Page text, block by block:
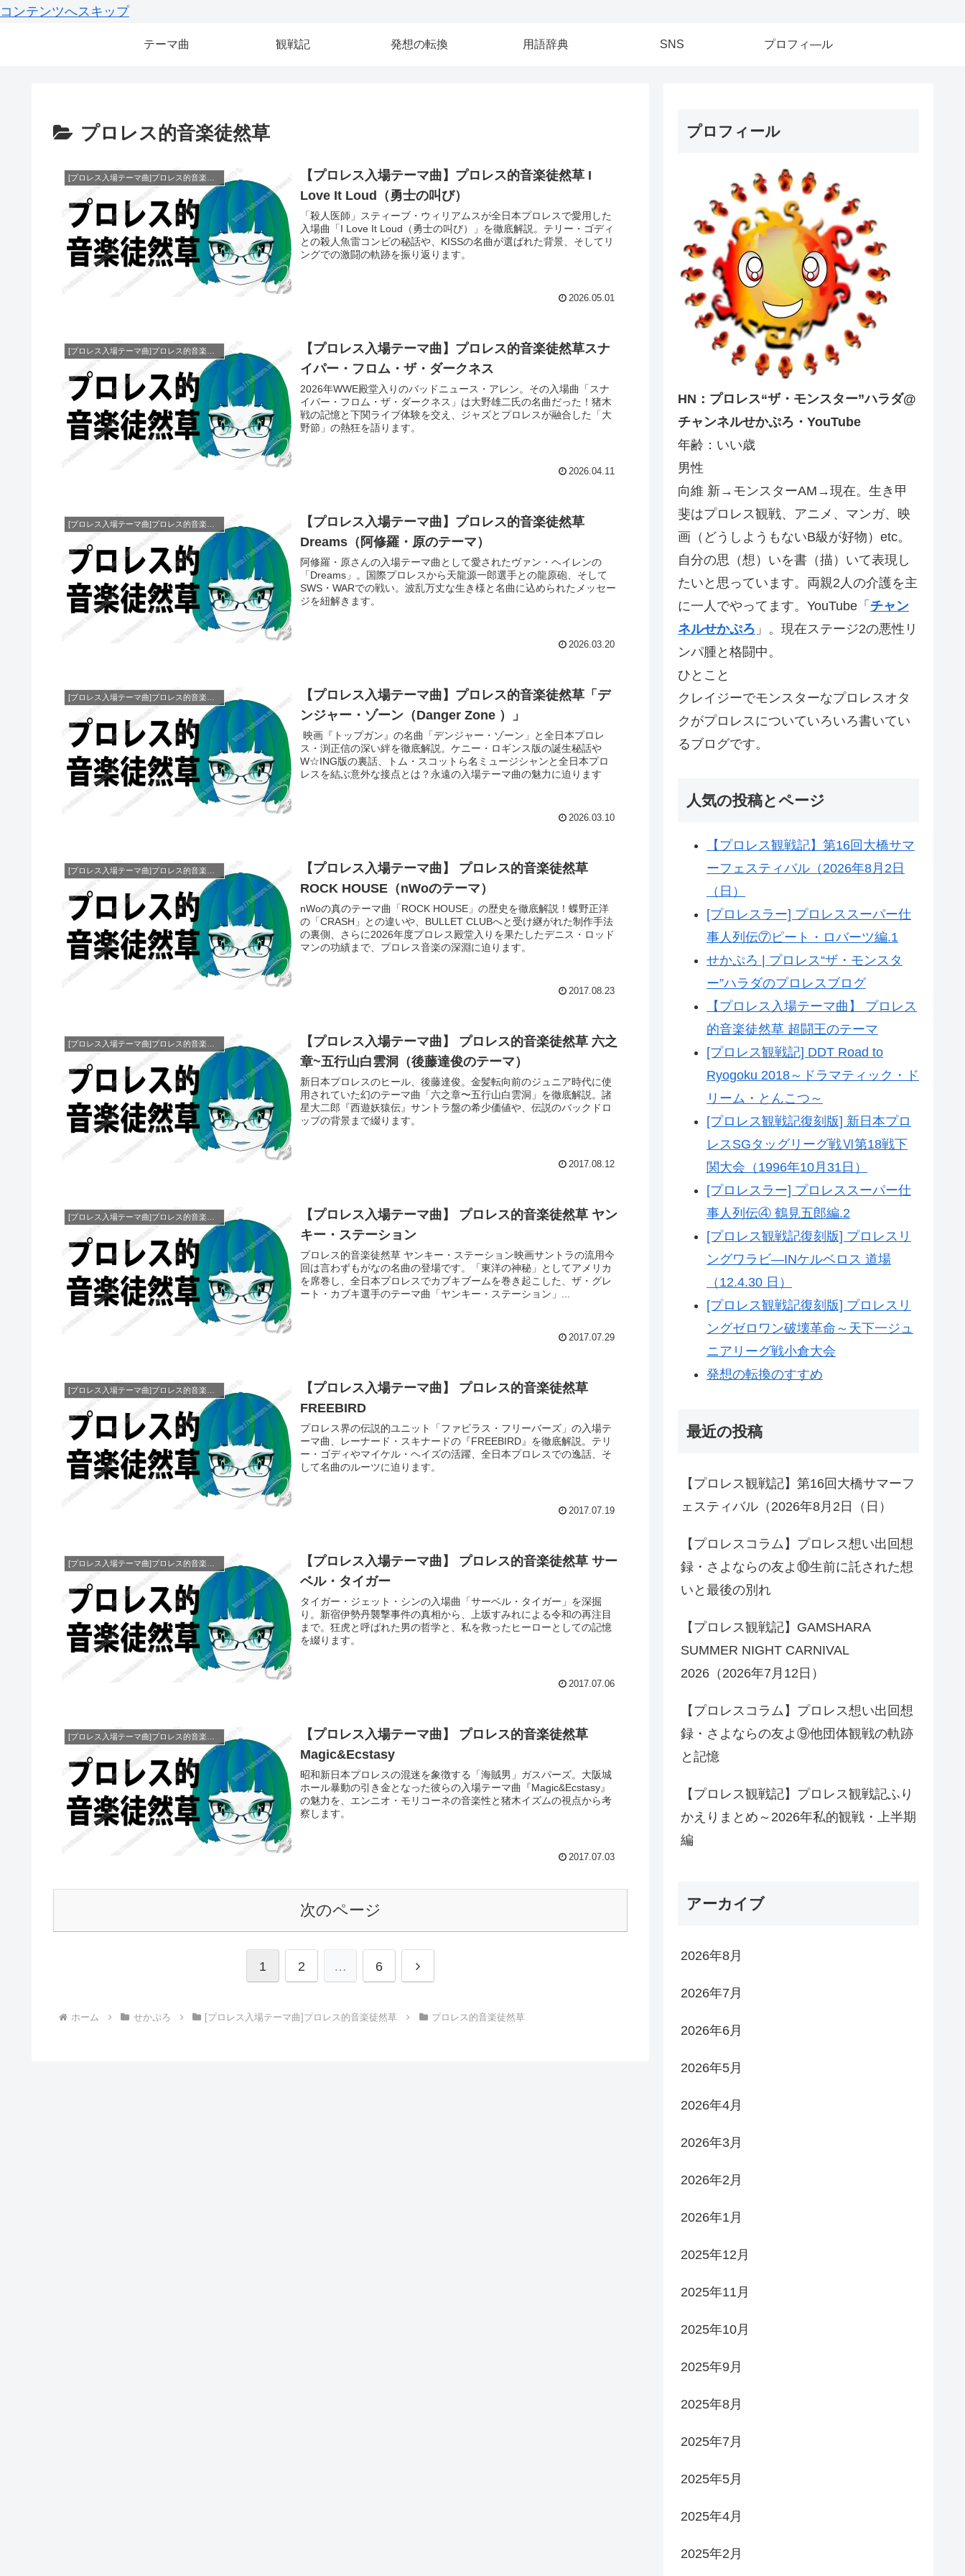
コンテンツへスキップ
テーマ曲 観戦記 発想の転換 用語辞典 SNS プロフィ―ル
プロレス的音楽徒然草
【プロレス入場テーマ曲】プロレス的音楽徒然草 I
Love It Loud（勇士の叫び）
「殺人医師」スティーブ・ウィリアムスが全日本プロレスで愛用した
入場曲「I Love It Loud（勇士の叫び）」を徹底解説。テリー・ゴディ
との殺人魚雷コンビの秘話や、KISSの名曲が選ばれた背景、そしてリ
ングでの激闘の軌跡を振り返ります。
2026.05.01
【プロレス入場テーマ曲】プロレス的音楽徒然草スナ
イパー・フロム・ザ・ダークネス
2026年WWE殿堂入りのバッドニュース・アレン。その入場曲「スナ
イパー・フロム・ザ・ダークネス」は大野雄二氏の名曲だった！猪木
戦の記憶と下関ライブ体験を交え、ジャズとプロレスが融合した「大
野節」の熱狂を語ります。
2026.04.11
【プロレス入場テーマ曲】プロレス的音楽徒然草
Dreams（阿修羅・原のテーマ）
阿修羅・原さんの入場テーマ曲として愛されたヴァン・ヘイレンの
「Dreams」。国際プロレスから天龍源一郎選手との龍原砲、そして
SWS・WARでの戦い。波乱万丈な生き様と名曲に込められたメッセー
ジを紐解きます。
2026.03.20
【プロレス入場テーマ曲】プロレス的音楽徒然草「デ
ンジャー・ゾーン（Danger Zone ）」
映画『トップガン』の名曲「デンジャー・ゾーン」と全日本プロレ
ス・渕正信の深い絆を徹底解説。ケニー・ロギンス版の誕生秘話や
W☆ING版の裏話、トム・スコットら名ミュージシャンと全日本プロ
レスを結ぶ意外な接点とは？永遠の入場テーマ曲の魅力に迫ります
2026.03.10
【プロレス入場テーマ曲】 プロレス的音楽徒然草
ROCK HOUSE（nWoのテーマ）
nWoの真のテーマ曲「ROCK HOUSE」の歴史を徹底解説！蝶野正洋
の「CRASH」との違いや、BULLET CLUBへと受け継がれた制作手法
の裏側、さらに2026年度プロレス殿堂入りを果たしたデニス・ロッド
マンの功績まで、プロレス音楽の深淵に迫ります。
2017.08.23
【プロレス入場テーマ曲】 プロレス的音楽徒然草 六之
章~五行山白雲洞（後藤達俊のテーマ）
新日本プロレスのヒール、後藤達俊。金髪転向前のジュニア時代に使
用されていた幻のテーマ曲「六之章〜五行山白雲洞」を徹底解説。諸
星大二郎『西遊妖猿伝』サントラ盤の希少価値や、伝説のバックドロ
ップの背景まで綴ります。
2017.08.12
【プロレス入場テーマ曲】 プロレス的音楽徒然草 ヤン
キー・ステーション
プロレス的音楽徒然草 ヤンキー・ステーション映画サントラの流用今
回は言わずもがなの名曲の登場です。「東洋の神秘」としてアメリカ
を席巻し、全日本プロレスでカブキブームを巻き起こした、ザ・グレ
ート・カブキ選手のテーマ曲「ヤンキー・ステーション」...
2017.07.29
【プロレス入場テーマ曲】 プロレス的音楽徒然草
FREEBIRD
プロレス界の伝説的ユニット「ファビラス・フリーバーズ」の入場テ
ーマ曲、レーナード・スキナードの『FREEBIRD』を徹底解説。テリ
ー・ゴディやマイケル・ヘイズの活躍、全日本プロレスでの逸話、そ
して名曲のルーツに迫ります。
2017.07.19
【プロレス入場テーマ曲】 プロレス的音楽徒然草 サー
ベル・タイガー
タイガー・ジェット・シンの入場曲「サーベル・タイガー」を深掘
り。新宿伊勢丹襲撃事件の真相から、上坂すみれによる令和の再注目
まで。狂虎と呼ばれた男の哲学と、私を救ったヒーローとしての記憶
を綴ります。
2017.07.06
【プロレス入場テーマ曲】 プロレス的音楽徒然草
Magic&Ecstasy
昭和新日本プロレスの混迷を象徴する「海賊男」ガスパーズ。大阪城
ホール暴動の引き金となった彼らの入場テーマ曲『Magic&Ecstasy』
の魅力を、エンニオ・モリコーネの音楽性と猪木イズムの視点から考
察します。
2017.07.03
次のページ
1 2 … 6 次
ホーム せかぷろ [プロレス入場テーマ曲]プロレス的音楽徒然草 プロレス的音楽徒然草
プロフィール
HN：プロレス“ザ・モンスター”ハラダ@
チャンネルせかぷろ・YouTube
年齢：いい歳
男性
向維 新→モンスターAM→現在。生き甲
斐はプロレス観戦、アニメ、マンガ、映
画（どうしようもないB級が好物）etc。
自分の思（想）いを書（描）いて表現し
たいと思っています。両親2人の介護を主
に一人でやってます。YouTube「 チャン
ネルせかぷろ 」。現在ステージ2の悪性リ
ンパ腫と格闘中。
ひとこと
クレイジーでモンスターなプロレスオタ
クがプロレスについていろいろ書いてい
るブログです。
人気の投稿とページ
【プロレス観戦記】第16回大橋サマ
ーフェスティバル（2026年8月2日
（日）
[プロレスラー] プロレススーパー仕
事人列伝⑦ピート・ロバーツ編.1
せかぷろ | プロレス“ザ・モンスタ
ー”ハラダのプロレスブログ
【プロレス入場テーマ曲】 プロレス
的音楽徒然草 超闘王のテーマ
[プロレス観戦記] DDT Road to
Ryogoku 2018～ドラマティック・ド
リーム・とんこつ～
[プロレス観戦記復刻版] 新日本プロ
レスSGタッグリーグ戦Ⅵ第18戦下
関大会（1996年10月31日）
[プロレスラー] プロレススーパー仕
事人列伝④ 鶴見五郎編.2
[プロレス観戦記復刻版] プロレスリ
ングワラビ―INケルベロス 道場
（12.4.30 日）
[プロレス観戦記復刻版] プロレスリ
ングゼロワン破壊革命～天下一ジュ
ニアリーグ戦小倉大会
発想の転換のすすめ
最近の投稿
【プロレス観戦記】第16回大橋サマーフ
ェスティバル（2026年8月2日（日）
【プロレスコラム】プロレス想い出回想
録・さよならの友よ⑩生前に託された想
いと最後の別れ
【プロレス観戦記】GAMSHARA
SUMMER NIGHT CARNIVAL
2026（2026年7月12日）
【プロレスコラム】プロレス想い出回想
録・さよならの友よ⑨他団体観戦の軌跡
と記憶
【プロレス観戦記】プロレス観戦記ふり
かえりまとめ～2026年私的観戦・上半期
編
アーカイブ
2026年8月
2026年7月
2026年6月
2026年5月
2026年4月
2026年3月
2026年2月
2026年1月
2025年12月
2025年11月
2025年10月
2025年9月
2025年8月
2025年7月
2025年5月
2025年4月
2025年2月